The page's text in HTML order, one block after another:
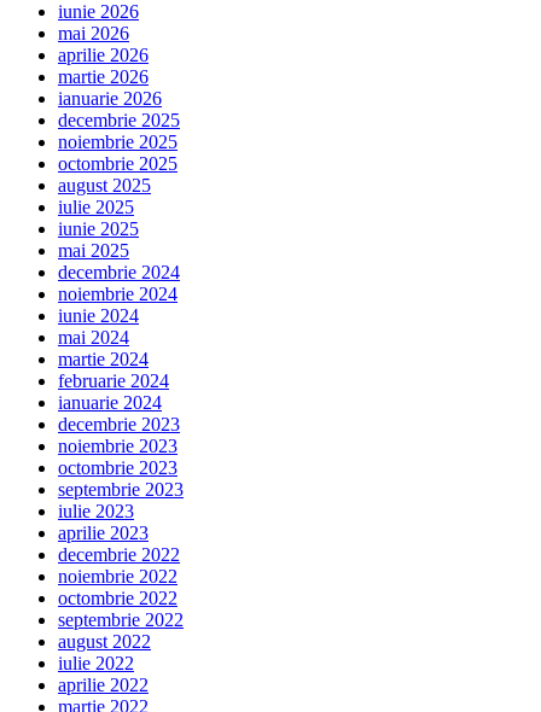
iunie 2026
mai 2026
aprilie 2026
martie 2026
ianuarie 2026
decembrie 2025
noiembrie 2025
octombrie 2025
august 2025
iulie 2025
iunie 2025
mai 2025
decembrie 2024
noiembrie 2024
iunie 2024
mai 2024
martie 2024
februarie 2024
ianuarie 2024
decembrie 2023
noiembrie 2023
octombrie 2023
septembrie 2023
iulie 2023
aprilie 2023
decembrie 2022
noiembrie 2022
octombrie 2022
septembrie 2022
august 2022
iulie 2022
aprilie 2022
martie 2022